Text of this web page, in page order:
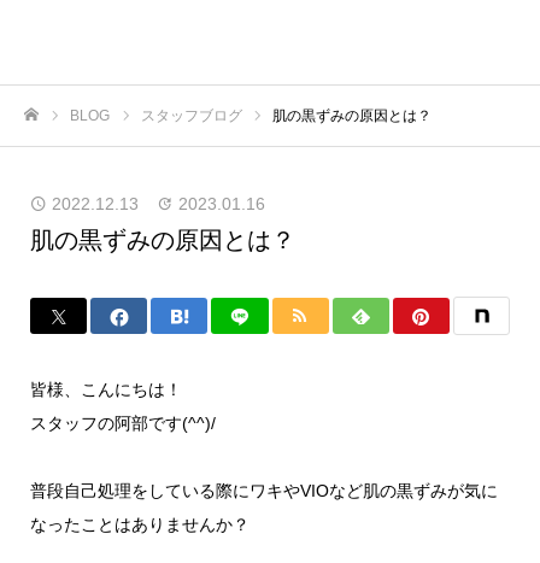
BLOG スタッフブログ 肌の黒ずみの原因とは？
2022.12.13 2023.01.16
肌の黒ずみの原因とは？
皆様、こんにちは！
スタッフの阿部です(^^)/
普段自己処理をしている際にワキやVIOなど肌の黒ずみが気に
なったことはありませんか？